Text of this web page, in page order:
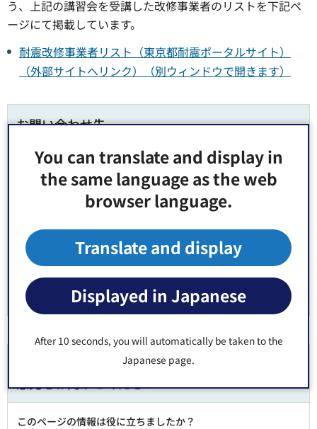
You can translate and display in
the same language as the web
browser language.
Translate and display
Displayed in Japanese
After 10 seconds, you will automatically be taken to the
Japanese page.
う、上記の講習会を受講した改修事業者のリストを下記ペ
ージにて掲載しています。
耐震改修事業者リスト（東京都耐震ポータルサイト）
（外部サイトへリンク）（別ウィンドウで開きます）
お問い合わせ先
都市整備部 安全都市づくり課 安全都市づくり係 窓口:区
役所5階22番
郵便番号135-8383 東京都江東区東陽4丁目11番28号
Fax：03-3647-9009
より良いウェブサイトにするためにみなさまのご
意見をお聞かせください
このページの情報は役に立ちましたか？